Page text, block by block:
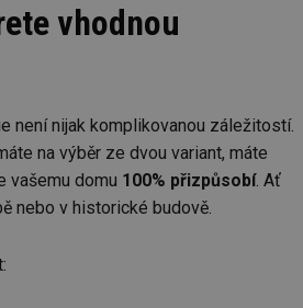
vhodnou
není nijak komplikovanou záležitostí.
na výběr ze dvou variant, máte
vašemu domu 100% přizpůsobí. Ať
nebo v historické budově.